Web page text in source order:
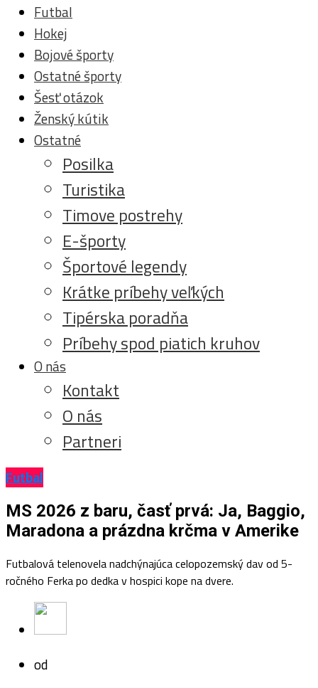
Futbal
Hokej
Bojové športy
Ostatné športy
Šesť otázok
Ženský kútik
Ostatné
Posilka
Turistika
Timove postrehy
E-športy
Športové legendy
Krátke príbehy veľkých
Tipérska poradňa
Príbehy spod piatich kruhov
O nás
Kontakt
O nás
Partneri
Futbal
MS 2026 z baru, časť prvá: Ja, Baggio,
Maradona a prázdna krčma v Amerike
Futbalová telenovela nadchýnajúca celopozemský dav od 5-
ročného Ferka po dedka v hospici kope na dvere.
od